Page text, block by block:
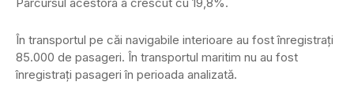
În transportul pe căi navigabile interioare au fost înregistraţi
85.000 de pasageri. În transportul maritim nu au fost
înregistraţi pasageri în perioada analizată.